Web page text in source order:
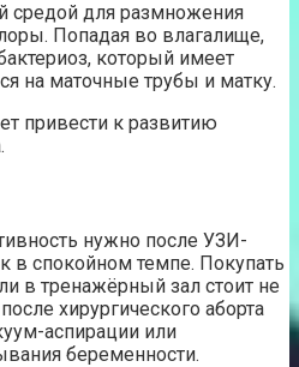
средой для размножения
Попадая во влагалище,
который имеет
на маточные трубы и матку.
привести к развитию
нужно после УЗИ-
в спокойном темпе. Покупать
в тренажёрный зал стоит не
хирургического аборта
аспирации или
беременности.